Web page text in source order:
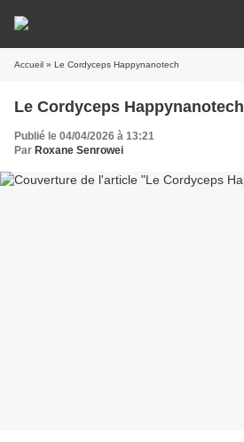
Accueil » Le Cordyceps Happynanotech
Le Cordyceps Happynanotech
Publié le 04/04/2026 à 13:21
Par Roxane Senrowei